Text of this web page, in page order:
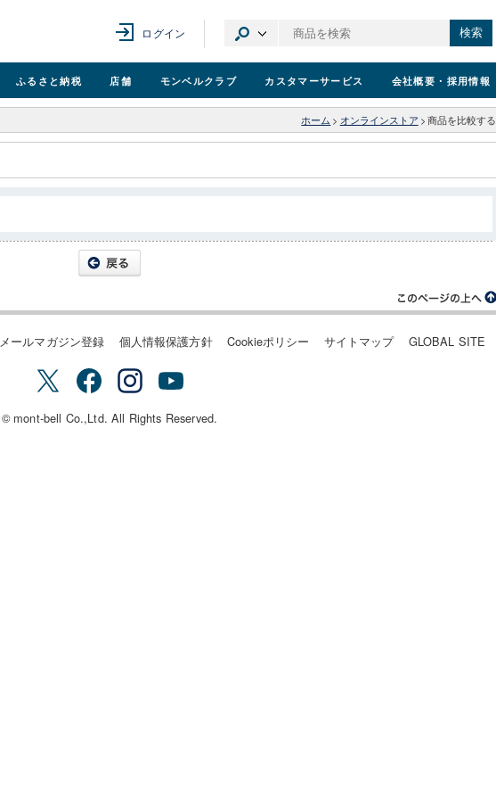
ログイン 検索
ふるさと納税 店舗 モンベルクラブ カスタマーサービス 会社概要 ・採用情報
ホーム > オンラインストア > 商品を比較する
メールマガジン登録 個人情報保護方針 Cookieポリシー サイトマップ GLOBAL SITE
© mont-bell Co.,Ltd. All Rights Reserved.